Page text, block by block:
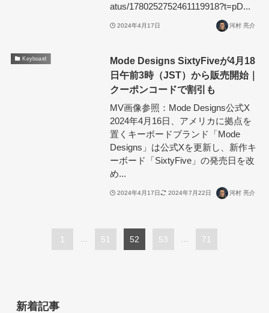
atus/1780252752461119918?t=pD...
2024年4月17日 河村 亮介
Keyboard
Mode Designs SixtyFiveが4月18
日午前3時（JST）から販売開始｜
クーポンコードで割引も
MV画像参照：Mode Designs公式X
2024年4月16日、アメリカに拠点を
置くキーボードブランド「Mode
Designs」は公式Xを更新し、新作キ
ーボード「SixtyFive」の発売日を改
め...
2024年4月17日 2024年7月22日 河村 亮介
1 ... 51 52 53 ... 71
新着記事